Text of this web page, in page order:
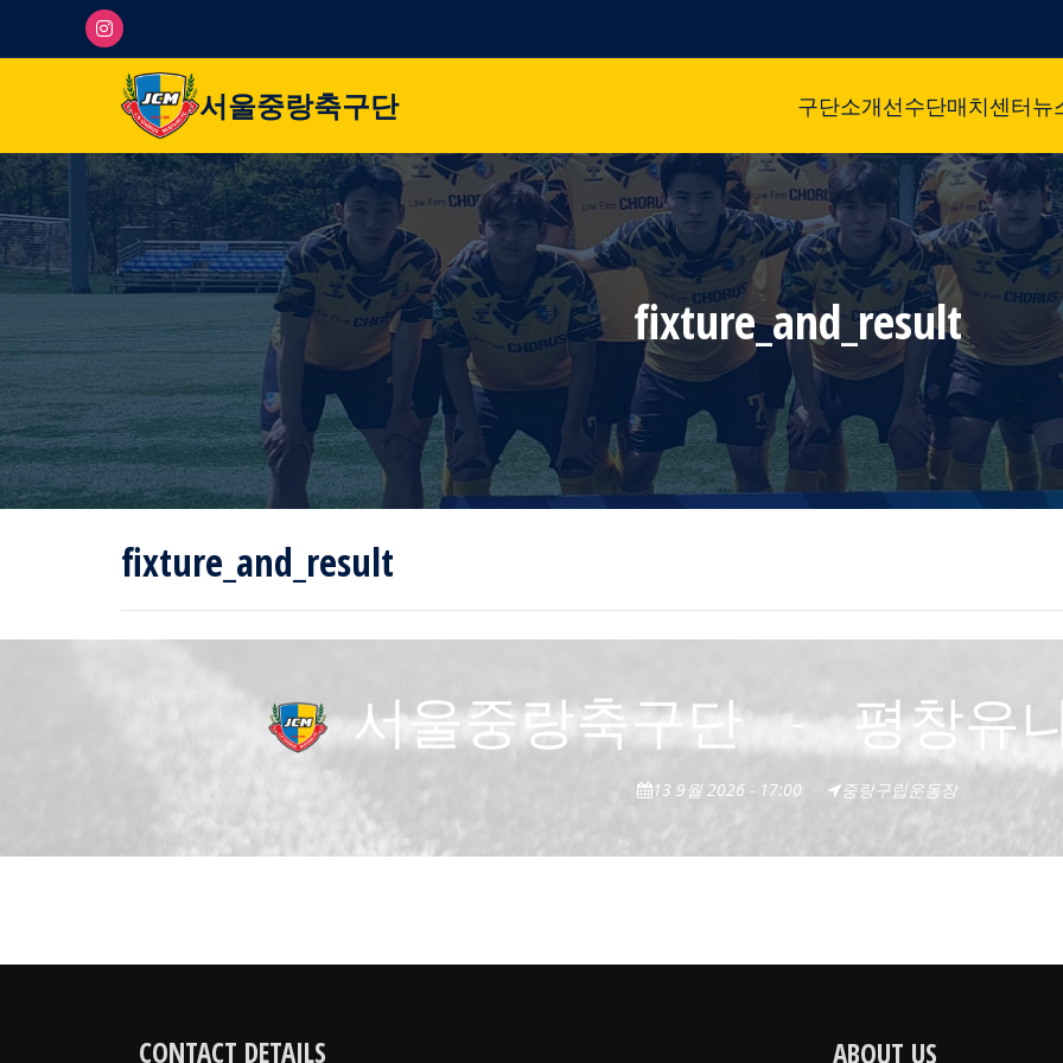
서울중랑축구단 구단소개선수단매치센터뉴
fixture_and_result
fixture_and_result
서울중랑축구단 - 평창유
13 9월 2026 - 17:00 중랑구립운동장
CONTACT DETAILS ABOUT US